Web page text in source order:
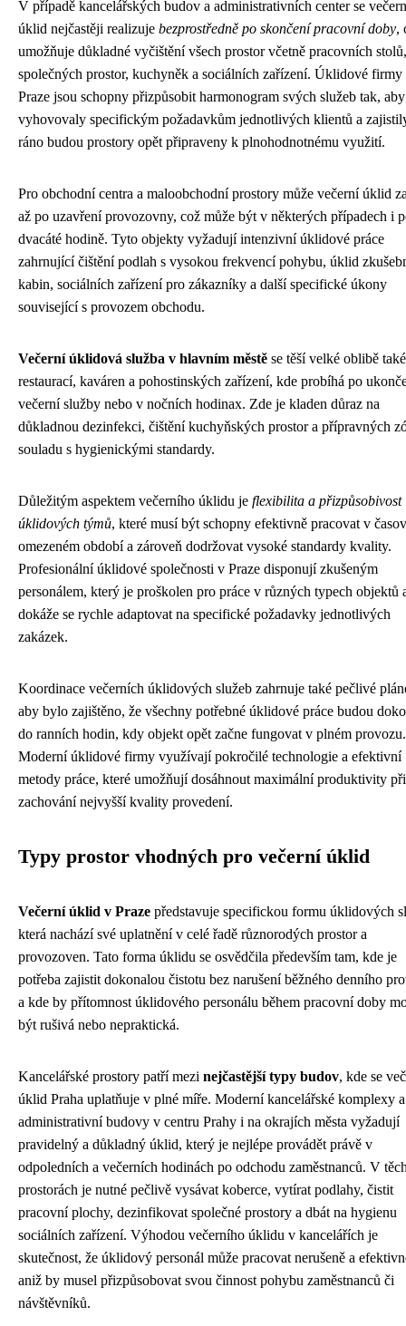
V případě kancelářských budov a administrativních center se
úklid nejčastěji realizuje bezprostředně po skončení pracovní doby,
umožňuje důkladné vyčištění všech prostor včetně pracovních stolů,
společných prostor, kuchyněk a sociálních zařízení. Úklidové firmy
Praze jsou schopny přizpůsobit harmonogram svých služeb tak, aby
vyhovovaly specifickým požadavkům jednotlivých klientů a
ráno budou prostory opět připraveny k plnohodnotnému využití.
Pro obchodní centra a maloobchodní prostory může večerní úklid
až po uzavření provozovny, což může být v některých případech i
dvacáté hodině. Tyto objekty vyžadují intenzivní úklidové práce
zahrnující čištění podlah s vysokou frekvencí pohybu, úklid
kabin, sociálních zařízení pro zákazníky a další specifické úkony
související s provozem obchodu.
Večerní úklidová služba v hlavním městě se těší velké oblibě
restaurací, kaváren a pohostinských zařízení, kde probíhá po
večerní služby nebo v nočních hodinах. Zde je kladen důraz na
důkladnou dezinfekci, čištění kuchyňských prostor a přípravných
souladu s hygienickými standardy.
Důležitým aspektem večerního úklidu je flexibilita a přizpůsobivost
úklidových týmů, které musí být schopny efektivně pracovat v
omezeném období a zároveň dodržovat vysoké standardy kvality.
Profesionální úklidové společnosti v Praze disponují zkušeným
personálem, který je proškolen pro práce v různých typech objektů
dokáže se rychle adaptovat na specifické požadavky jednotlivých
zakázek.
Koordinace večerních úklidových služeb zahrnuje také pečlivé
aby bylo zajištěno, že všechny potřebné úklidové práce budou
do ranních hodin, kdy objekt opět začne fungovat v plném provozu.
Moderní úklidové firmy využívají pokročilé technologie a efektivní
metody práce, které umožňují dosáhnout maximální produktivity při
zachování nejvyšší kvality provedení.
Typy prostor vhodných pro večerní úklid
Večerní úklid v Praze představuje specifickou formu úklidových
která nachází své uplatnění v celé řadě různorodých prostor a
provozoven. Tato forma úklidu se osvědčila především tam, kde je
potřeba zajistit dokonalou čistotu bez narušení běžného denního
a kde by přítomnost úklidového personálu během pracovní doby
být rušivá nebo nepraktická.
Kancelářské prostory patří mezi nejčastější typy budov, kde se
úklid Praha uplatňuje v plné míře. Moderní kancelářské komplexy a
administrativní budovy v centru Prahy i na okrajích města vyžadují
pravidelný a důkladný úklid, který je nejlépe provádět právě v
odpoledních a večerních hodinách po odchodu zaměstnanců. V
prostorách je nutné pečlivě vysávat koberce, vytírat podlahy, čistit
pracovní plochy, dezinfikovat společné prostory a dbát na hygienu
sociálních zařízení. Výhodou večerního úklidu v kancelářích je
skutečnost, že úklidový personál může pracovat nerušeně a
aniž by musel přizpůsobovat svou činnost pohybu zaměstnanců či
návštěvníků.